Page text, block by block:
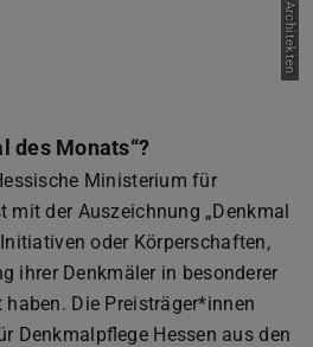
des Monats“?
Ministerium für
mit der Auszeichnung „Denkmal
oder Körperschaften,
ihrer Denkmäler in besonderer
Die Preisträger*innen
Denkmalpflege Hessen aus den